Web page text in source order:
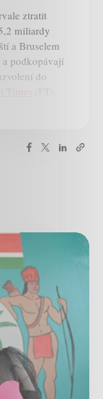
ztratit
miliardy
a Bruselem
a podkopávají
do